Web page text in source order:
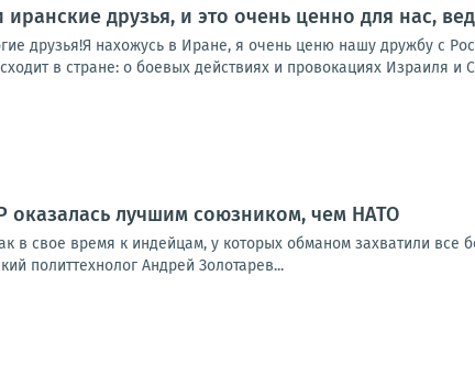
друзья, и это очень ценно для нас,
друзья!Я нахожусь в Иране, я очень ценю нашу дружбу с
в стране: о боевых действиях и провокациях Израиля и
оказалась лучшим союзником, чем НАТО
в свое время к индейцам, у которых обманом захватили все
политтехнолог Андрей Золотарев...